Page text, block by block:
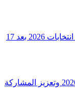
كودار: توافق كامل داخل “البام” على مرشحي انتخابات 2026 بعد 17
الأحزاب السياسية تؤكد أهمية تخليق انتخابات 2026 وتعزيز المشاركة